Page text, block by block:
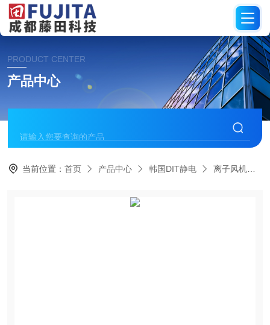
PRODUCT CENTER
产品中心
当前位置：首页 产品中心 韩国DIT静电 离子风机